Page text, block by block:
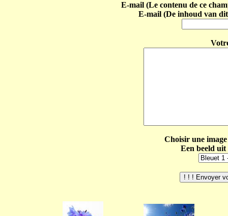
E-mail (Le contenu de ce
E-mail (De inhoud van
Choisir une
Een beeld